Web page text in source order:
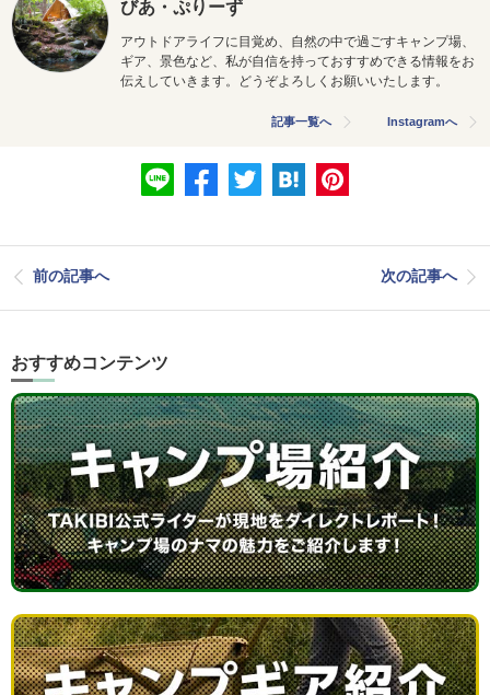
びあ・ぷりーず
アウトドアライフに目覚め、自然の中で過ごすキャンプ場、
ギア、景色など、私が自信を持っておすすめできる情報をお
伝えしていきます。どうぞよろしくお願いいたします。
記事一覧へ Instagramへ
前の記事へ 次の記事へ
おすすめコンテンツ